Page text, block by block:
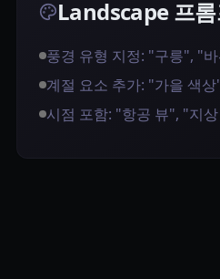
Landscape 프
풍경 유형 지정: "구릉", "
계절 요소 추가: "가을 색
시점 포함: "항공 뷰", "지